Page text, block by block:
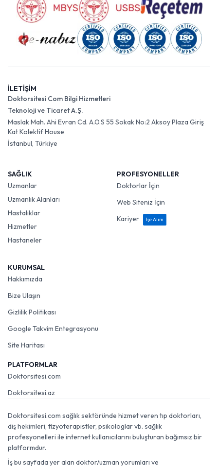
İLETİŞİM
Doktorsitesi Com Bilgi Hizmetleri
Teknoloji ve Ticaret A.Ş.
Maslak Mah. Ahi Evran Cd. A.O.S 55 Sokak No:2 Aksoy Plaza Giriş
Kat Kolektif House
İstanbul, Türkiye
SAĞLIK
Uzmanlar
Uzmanlık Alanları
Hastalıklar
Hizmetler
Hastaneler
PROFESYONELLER
Doktorlar İçin
Web Siteniz İçin
Kariyer
İşe Alım
KURUMSAL
Hakkımızda
Bize Ulaşın
Gizlilik Politikası
Google Takvim Entegrasyonu
Site Haritası
PLATFORMLAR
Doktorsitesi.com
Doktorsitesi.az
Doktorsitesi.com sağlık sektöründe hizmet veren tıp doktorları,
diş hekimleri, fizyoterapistler, psikologlar vb. sağlık
profesyonelleri ile internet kullanıcılarını buluşturan bağımsız bir
platformdur.
İş bu sayfada yer alan doktor/uzman yorumları ve